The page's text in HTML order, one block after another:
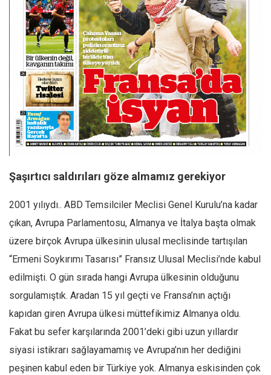
YouTube
Editörden
Yazarlar
Kemal Özer
Mahmut Toptaş
Yvonne Ridley
Barış Tarımcıoğlu
Yusuf Armağan
Hasanali Yıldırım
Leyla Şerif Emin
Selçuk Türkyılmaz
Mehmet Ali Tekin
Abir E. Nahas
Amina S. Jenenkovic
Bağdagül Öz
Şaşırtıcı saldırıları göze almamız gerekiyor
2001 yılıydı.. ABD Temsilciler Meclisi Genel Kurulu’na kadar
çıkan, Avrupa Parlamentosu, Almanya ve İtalya başta olmak
üzere birçok Avrupa ülkesinin ulusal meclisinde tartışılan
“Ermeni Soykırımı Tasarısı” Fransız Ulusal Meclisi’nde kabul
edilmişti. O gün sırada hangi Avrupa ülkesinin olduğunu
sorgulamıştık. Aradan 15 yıl geçti ve Fransa’nın açtığı
kapıdan giren Avrupa ülkesi müttefikimiz Almanya oldu.
Fakat bu sefer karşılarında 2001’deki gibi uzun yıllardır
siyasi istikrarı sağlayamamış ve Avrupa’nın her dediğini
peşinen kabul eden bir Türkiye yok. Almanya eskisinden çok